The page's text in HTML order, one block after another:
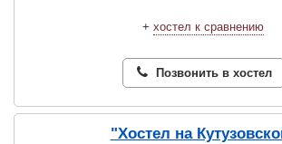
+ хостел к сравнению
Позвонить в хостел
"Хостел на